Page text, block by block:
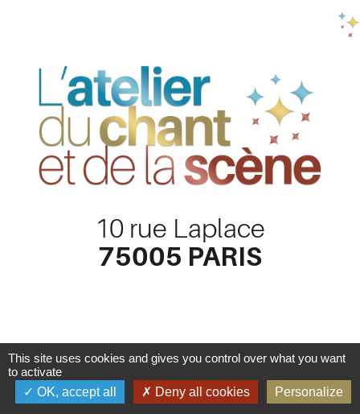
10 rue Laplace
75005 PARIS
This site uses cookies and gives you control over what you want
to activate
OK, accept all
Deny all cookies Personalize